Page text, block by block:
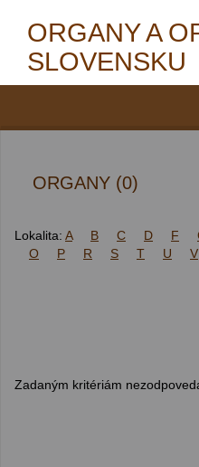
ORGANY A
SLOVENSKU
ORGANY (0)
Lokalita: A B C D F
O
P R S T U V
Zadaným kritériám